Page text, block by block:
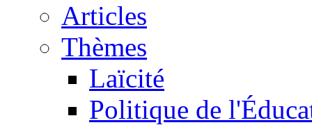
Articles
Thèmes
Laïcité
Politique de